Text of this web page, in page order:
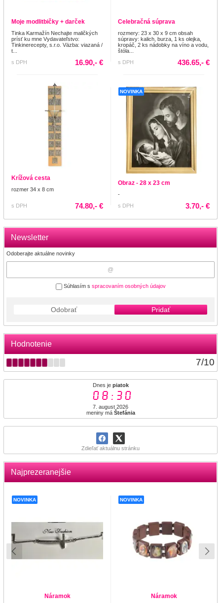
Newsletter
Odoberajte aktuálne novinky
Súhlasím s spracovaním osobných údajov
Odobrať Pridať
Hodnotenie
7/10
Dnes je piatok
08:30
7. august 2026
meniny má Štefánia
Zdieľať aktuálnu stránku
Najprezeranejšie
NOVINKA
Náramok
NOVINKA
Náramok
Moje modlitbičky + darček
Tinka Karmažín Nechajte maličkých
prísť ku mne Vydavateľstvo:
Tinkinerecepty, s.r.o. Väzba: viazaná /
t...
s DPH
16.90,- €
Celebračná súprava
rozmery: 23 x 30 x 9 cm obsah
súpravy: kalich, burza, 1 ks olejka,
kropáč, 2 ks nádobky na víno a vodu,
štóla...
s DPH
436.65,- €
Krížová cesta
rozmer 34 x 8 cm
s DPH 74.80,- €
NOVINKA
Obraz - 28 x 23 cm
-
s DPH
3.70,- €